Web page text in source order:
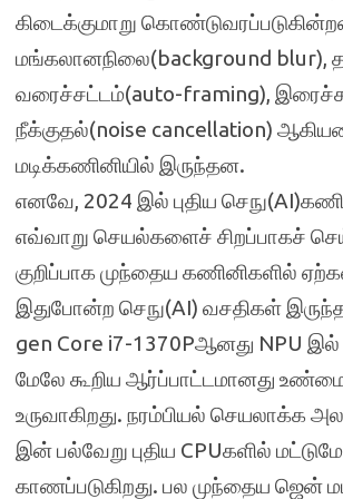
கிடைக்குமாறு
மங்கலானநிலை(background blur),
வரைச்சட்டம்(auto-framing),
நீக்குதல்(noise cancellation)
மடிக்கணினியில் இருந்தன.
எனவே, 2024 இல் புதிய
எவ்வாறு செயல்களைச் சிறப்பாகச்
குறிப்பாக முந்தைய கணினிகளில்
இதுபோன்ற செநு(AI) வசதிகள்
gen Core i7-1370Pஆனது NPU
மேலே கூறிய ஆர்ப்பாட்டமானது
உருவாகிறது. நரம்பியல் செயலாக்க
இன் பல்வேறு புதிய CPUகளில் மட்டுமே
காணப்படுகிறது. பல முந்தைய ஜென்